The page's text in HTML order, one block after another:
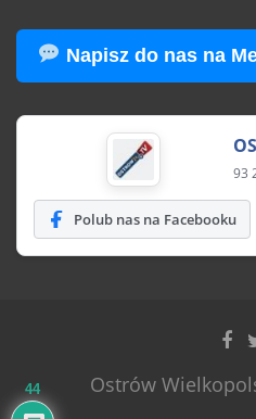
Napisz do nas na
93
Polub nas na Facebooku
Ostrów
44